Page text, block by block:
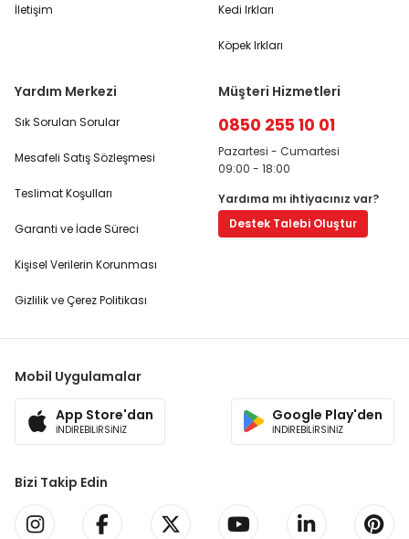
İletişim Kedi Irkları
Köpek Irkları
Yardım Merkezi
Sık Sorulan Sorular
Mesafeli Satış Sözleşmesi
Teslimat Koşulları
Garanti ve İade Süreci
Kişisel Verilerin Korunması
Gizlilik ve Çerez Politikası
Müşteri Hizmetleri
0850 255 10 01
Pazartesi - Cumartesi
09:00 - 18:00
Yardıma mı ihtiyacınız var?
Destek Talebi Oluştur
Mobil Uygulamalar
App Store'dan
İNDİREBİLİRSİNİZ
Google Play'den
İNDİREBİLİRSİNİZ
Bizi Takip Edin